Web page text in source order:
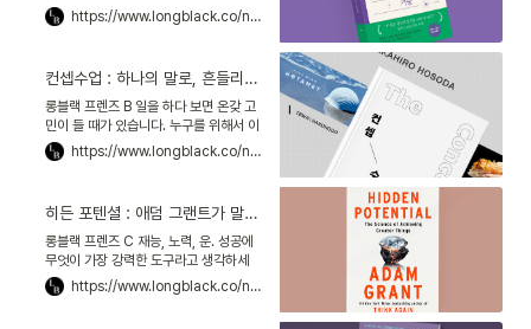
한번 우리 마음속에 잡히면, 삶은 그 틀을
강화하는 방향으로 흘러갑니다. 너무 걱
https://www.longblack.co/note/1000
컨셉수업 : 하나의 말로, 흔들리지 않는 비즈니스를 만드는 법
롱블랙 프렌즈 B 일을 하다 보면 온갖 고
민이 들 때가 있습니다. 누구를 위해서 이
제품을 만드는가. 어떻게 서비스를 개선
해야 할까. 이 제품으로 나는 어떤 세상을
https://www.longblack.co/note/995
히든 포텐셜 : 애덤 그랜트가 말하는 성공 비결, “재능보다 숨은 잠재력”
롱블랙 프렌즈 C 재능, 노력, 운. 성공에
무엇이 가장 강력한 도구라고 생각하세
요? 아니, 그보다 성공이란 뭐라고 생각하
시나요? 저는 유명 자기계발서 저자인 애
https://www.longblack.co/note/988